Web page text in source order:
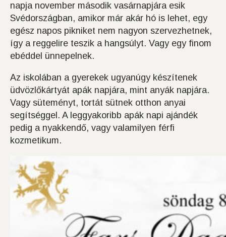
napja november második vasárnapjára esik
Svédországban, amikor már akár hó is lehet, egy
egész napos pikniket nem nagyon szervezhetnek,
így a reggelire teszik a hangsúlyt. Vagy egy finom
ebéddel ünnepelnek.
Az iskolában a gyerekek ugyanúgy készítenek
üdvözlőkártyát apák napjára, mint anyák napjára.
Vagy süteményt, tortát sütnek otthon anyai
segítséggel. A leggyakoribb apák napi ajándék
pedig a nyakkendő, vagy valamilyen férfi
kozmetikum.